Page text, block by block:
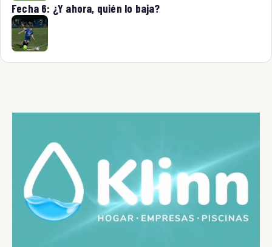
Fecha 6: ¿Y ahora, quién lo baja?